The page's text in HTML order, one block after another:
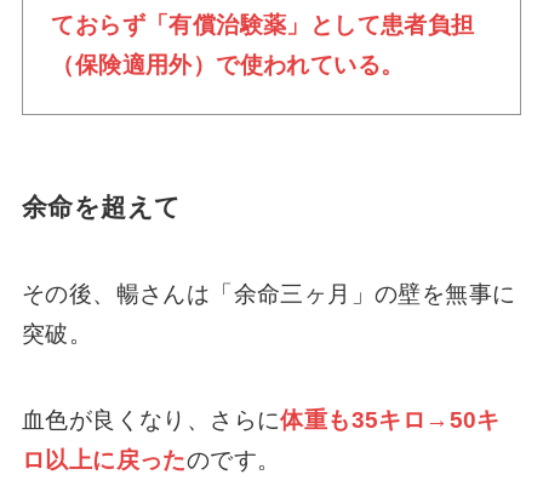
ておらず「有償治験薬」として患者負担
（保険適用外）で使われている。
余命を超えて
その後、暢さんは「余命三ヶ月」の壁を無事に
突破。
血色が良くなり、さらに体重も35キロ→50キ
ロ以上に戻ったのです。